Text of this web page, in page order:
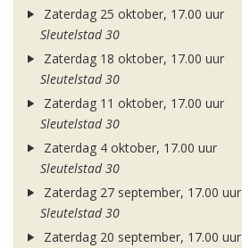
Zaterdag 25 oktober, 17.00 uur
Sleutelstad 30
Zaterdag 18 oktober, 17.00 uur
Sleutelstad 30
Zaterdag 11 oktober, 17.00 uur
Sleutelstad 30
Zaterdag 4 oktober, 17.00 uur
Sleutelstad 30
Zaterdag 27 september, 17.00 uur
Sleutelstad 30
Zaterdag 20 september, 17.00 uur